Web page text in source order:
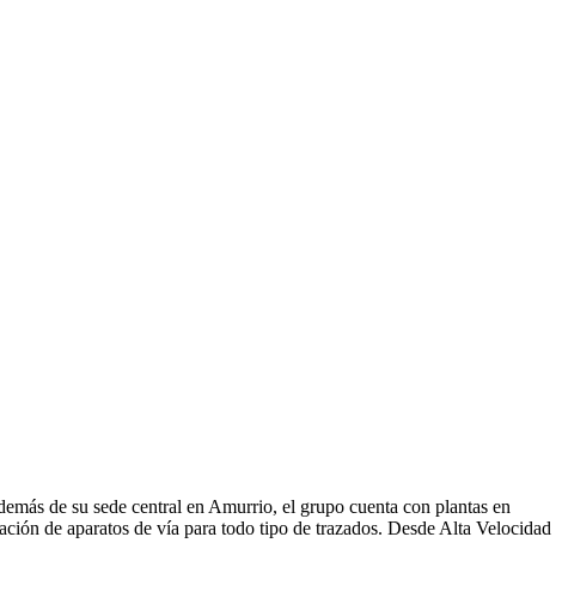
de su sede central en Amurrio, el grupo cuenta con plantas en
de aparatos de vía para todo tipo de trazados. Desde Alta Velocidad